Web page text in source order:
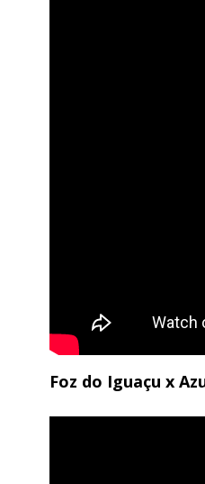
Foz do Iguaçu x